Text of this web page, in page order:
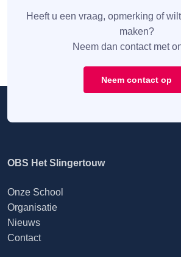
Heeft u een vraag, opmerking of
maken?
Neem dan contact met
Neem contact op
OBS Het Slingertouw
Onze School
Organisatie
Nieuws
Contact